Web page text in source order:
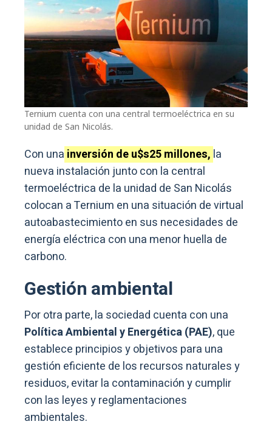
Ternium cuenta con una central termoeléctrica en su
unidad de San Nicolás.
Con una inversión de u$s25 millones, la
nueva instalación junto con la central
termoeléctrica de la unidad de San Nicolás
colocan a Ternium en una situación de virtual
autoabastecimiento en sus necesidades de
energía eléctrica con una menor huella de
carbono.
Gestión ambiental
Por otra parte, la sociedad cuenta con una
Política Ambiental y Energética (PAE), que
establece principios y objetivos para una
gestión eficiente de los recursos naturales y
residuos, evitar la contaminación y cumplir
con las leyes y reglamentaciones
ambientales.